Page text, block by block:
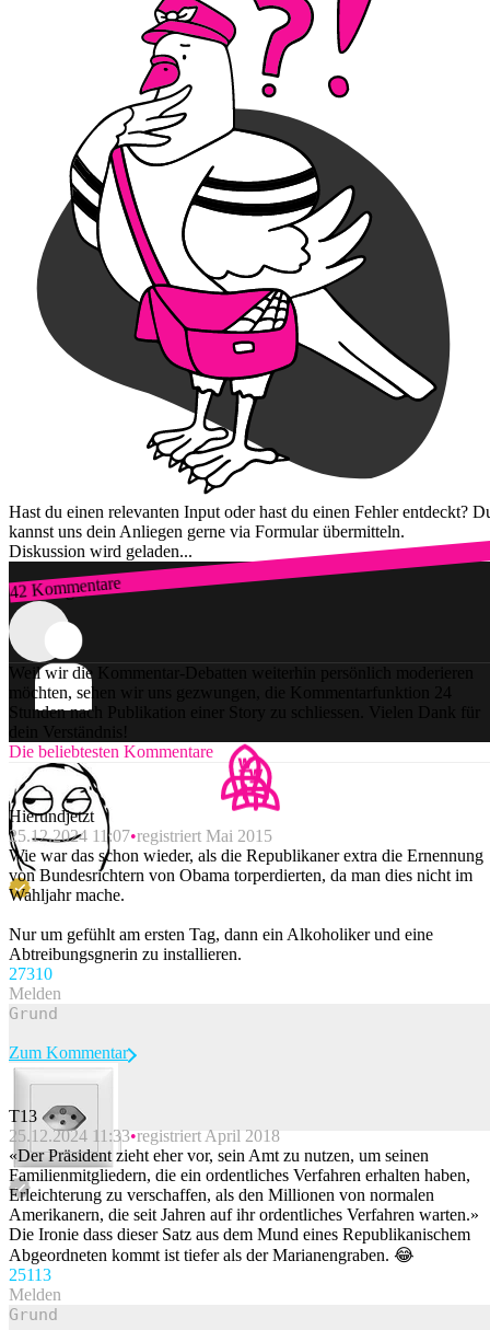
Hast du einen relevanten Input oder hast du einen Fehler entdeckt?
kannst uns dein Anliegen gerne via Formular übermitteln.
Diskussion wird geladen...
42 Kommentare
Zum Login
Weil wir die Kommentar-Debatten weiterhin persönlich moderieren
möchten, sehen wir uns gezwungen, die Kommentarfunktion 24
Stunden nach Publikation einer Story zu schliessen. Vielen Dank für
dein Verständnis!
Die beliebtesten Kommentare
Hierundjetzt
25.12.2024 11:07 registriert Mai 2015
Wie war das schon wieder, als die Republikaner extra die Ernennung
von Bundesrichtern von Obama torperdierten, da man dies nicht im
Wahljahr mache.
Nur um gefühlt am ersten Tag, dann ein Alkoholiker und eine
Abtreibungsgnerin zu installieren.
27310
Melden
Beitrag melden
Zum Kommentar
T13
25.12.2024 11:33 registriert April 2018
«Der Präsident zieht eher vor, sein Amt zu nutzen, um seinen
Familienmitgliedern, die ein ordentliches Verfahren erhalten haben,
Erleichterung zu verschaffen, als den Millionen von normalen
Amerikanern, die seit Jahren auf ihr ordentliches Verfahren warten.»
Die Ironie dass dieser Satz aus dem Mund eines Republikanischem
Abgeordneten kommt ist tiefer als der Marianengraben. 😂
25113
Melden